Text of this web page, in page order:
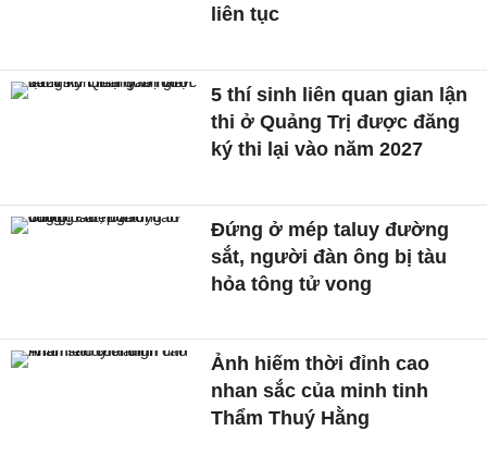
liên tục
5 thí sinh liên quan gian lận
thi ở Quảng Trị được đăng
ký thi lại vào năm 2027
Đứng ở mép taluy đường
sắt, người đàn ông bị tàu
hỏa tông tử vong
Ảnh hiếm thời đỉnh cao
nhan sắc của minh tinh
Thẩm Thuý Hằng